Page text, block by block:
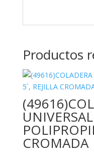
Productos
CROMADA